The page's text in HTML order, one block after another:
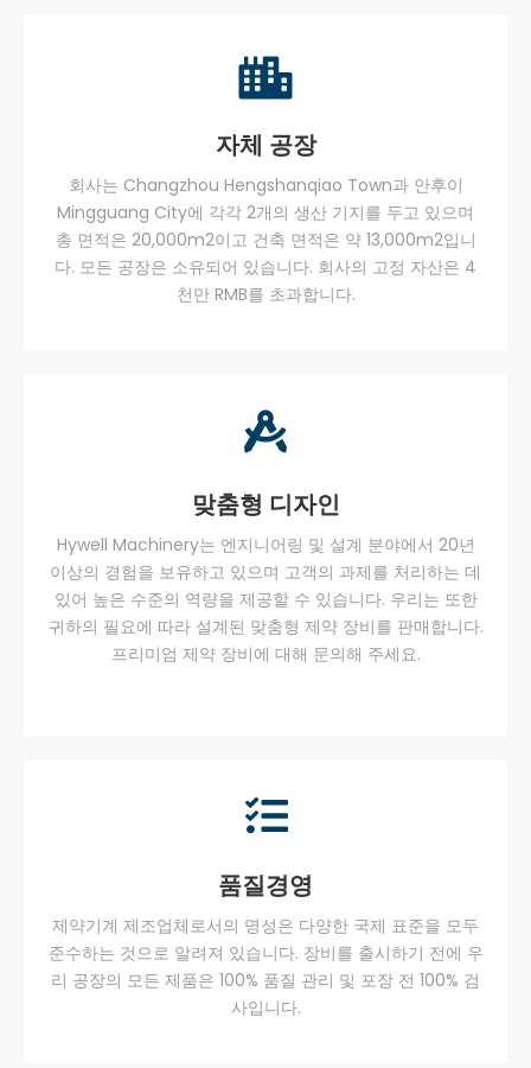
자체 공장
회사는 Changzhou Hengshanqiao Town과 안후이
Mingguang City에 각각 2개의 생산 기지를 두고 있으며
총 면적은 20,000m2이고 건축 면적은 약 13,000m2입니
다. 모든 공장은 소유되어 있습니다. 회사의 고정 자산은 4
천만 RMB를 초과합니다.
맞춤형 디자인
Hywell Machinery는 엔지니어링 및 설계 분야에서 20년
이상의 경험을 보유하고 있으며 고객의 과제를 처리하는 데
있어 높은 수준의 역량을 제공할 수 있습니다. 우리는 또한
귀하의 필요에 따라 설계된 맞춤형 제약 장비를 판매합니다.
프리미엄 제약 장비에 대해 문의해 주세요.
품질경영
제약기계 제조업체로서의 명성은 다양한 국제 표준을 모두
준수하는 것으로 알려져 있습니다. 장비를 출시하기 전에 우
리 공장의 모든 제품은 100% 품질 관리 및 포장 전 100% 검
사입니다.